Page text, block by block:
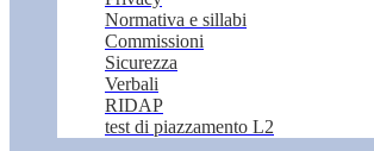
Normativa e sillabi
Commissioni
Sicurezza
Verbali
RIDAP
test di piazzamento L2